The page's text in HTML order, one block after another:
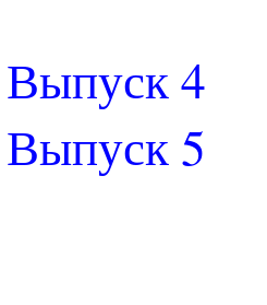
Выпуск 4
Выпуск 5